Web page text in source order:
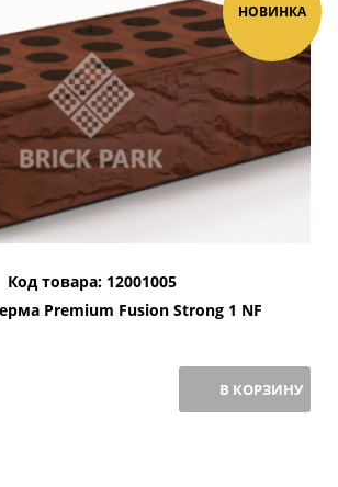
НОВИНКА
Код товара: 12001005
Premium Fusion Strong 1 NF
В КОРЗИНУ